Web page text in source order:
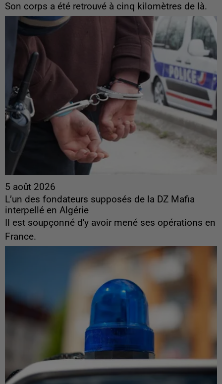
Son corps a été retrouvé à cinq kilomètres de là.
5 août 2026
L’un des fondateurs supposés de la DZ Mafia
interpellé en Algérie
Il est soupçonné d'y avoir mené ses opérations en
France.